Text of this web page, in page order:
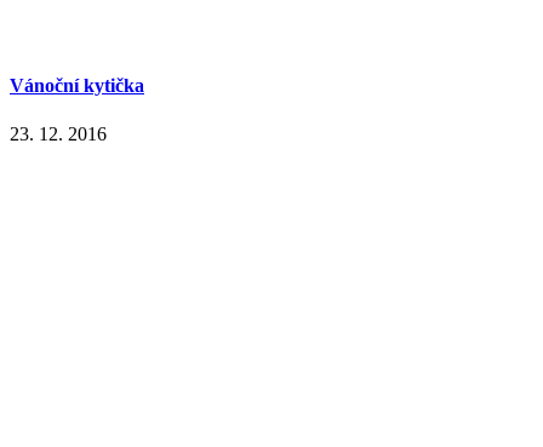
Vánoční kytička
23. 12. 2016